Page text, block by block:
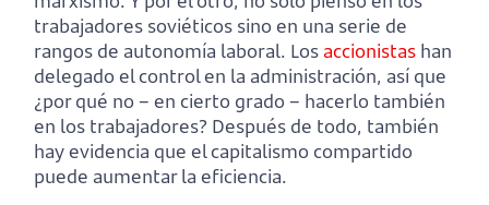
trabajadores soviéticos sino en una serie de
rangos de autonomía laboral. Los accionistas han
delegado el control en la administración, así que
¿por qué no – en cierto grado – hacerlo también
en los trabajadores? Después de todo, también
hay evidencia que el capitalismo compartido
puede aumentar la eficiencia.